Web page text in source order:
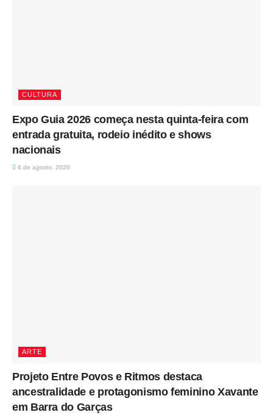
CULTURA
Expo Guia 2026 começa nesta quinta-feira com
entrada gratuita, rodeio inédito e shows
nacionais
6 de agosto, 2026
ARTE
Projeto Entre Povos e Ritmos destaca
ancestralidade e protagonismo feminino Xavante
em Barra do Garças